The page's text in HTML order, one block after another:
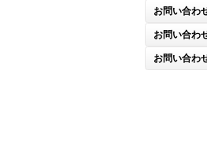
お問い合わ
お問い合わ
お問い合わ